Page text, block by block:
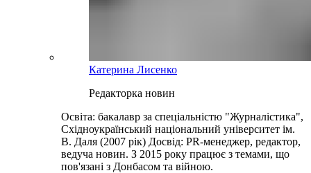
Катерина Лисенко
Редакторка новин
Освіта: бакалавр за спеціальністю "Журналістика",
Східноукраїнський національний університет ім.
В. Даля (2007 рік) Досвід: PR-менеджер, редактор,
ведуча новин. З 2015 року працює з темами, що
пов'язані з Донбасом та війною.